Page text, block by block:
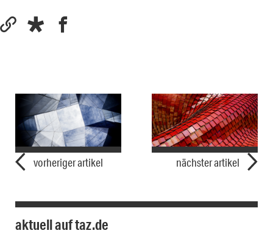
vorheriger artikel nächster artikel
aktuell auf taz.de